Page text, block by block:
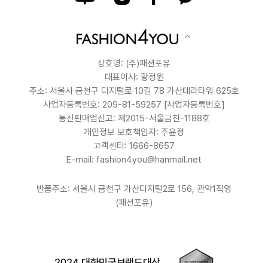
상호명: (주)패션포유
대표이사: 황정원
주소: 서울시 금천구 디지털로 10길 78 가산테라타워 625호
사업자등록번호: 209-81-59257 [사업자등록번호]
통신판매업신고: 제2015-서울금천-1188호
개인정보 보호책임자: 주윤정
고객센터: 1666-8657
E-mail: fashion4you@hanmail.net
반품주소: 서울시 금천구 가산디지털2로 156, 관악1직영
(패션포유)